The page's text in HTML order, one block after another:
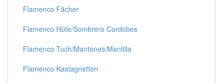
Flamenco Fächer
Flamenco Hüte/Sombrero Cordobes
Flamenco Tuch/Mantones/Mantilla
Flamenco Kastagnetten